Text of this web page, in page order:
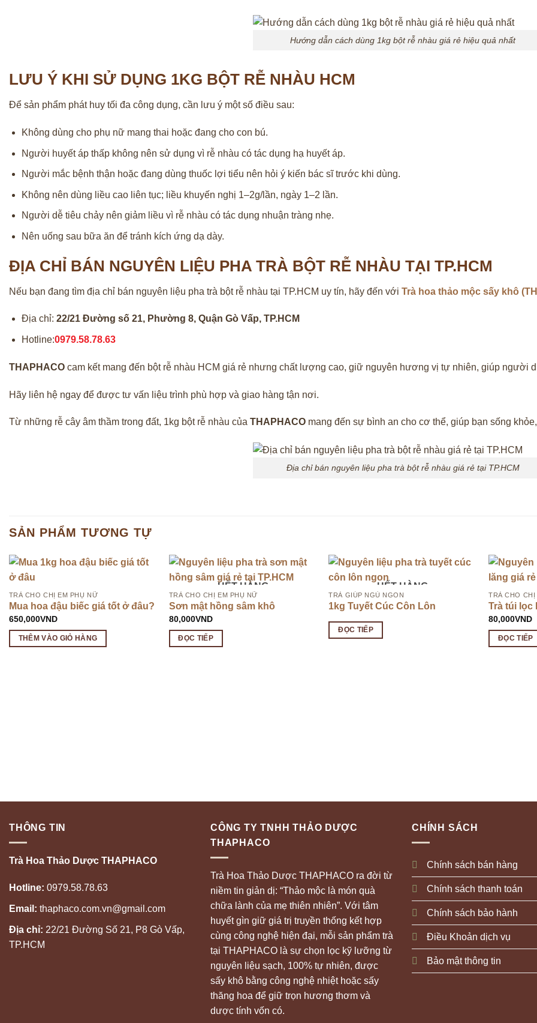
Hướng dẫn cách dùng 1kg bột rễ nhàu giá rẻ hiệu quả nhất
LƯU Ý KHI SỬ DỤNG 1KG BỘT RỄ NHÀU HCM
Để sản phẩm phát huy tối đa công dụng, cần lưu ý một số điều sau:
Không dùng cho phụ nữ mang thai hoặc đang cho con bú.
Người huyết áp thấp không nên sử dụng vì rễ nhàu có tác dụng hạ huyết áp.
Người mắc bệnh thận hoặc đang dùng thuốc lợi tiểu nên hỏi ý kiến bác sĩ trước khi dùng.
Không nên dùng liều cao liên tục; liều khuyến nghị 1–2g/lần, ngày 1–2 lần.
Người dễ tiêu chảy nên giảm liều vì rễ nhàu có tác dụng nhuận tràng nhẹ.
Nên uống sau bữa ăn để tránh kích ứng dạ dày.
ĐỊA CHỈ BÁN NGUYÊN LIỆU PHA TRÀ BỘT RỄ NHÀU TẠI TP.HCM
Nếu bạn đang tìm địa chỉ bán nguyên liệu pha trà bột rễ nhàu tại TP.HCM uy tín, hãy đến với Trà hoa thảo mộc sấy khô
Địa chỉ: 22/21 Đường số 21, Phường 8, Quận Gò Vấp, TP.HCM
Hotline:0979.58.78.63
THAPHACO cam kết mang đến bột rễ nhàu HCM giá rẻ nhưng chất lượng cao, giữ nguyên hương vị tự nhiên, giúp người
Hãy liên hệ ngay để được tư vấn liệu trình phù hợp và giao hàng tận nơi.
Từ những rễ cây âm thầm trong đất, 1kg bột rễ nhàu của THAPHACO mang đến sự bình an cho cơ thể, giúp bạn sống
Địa chỉ bán nguyên liệu pha trà bột rễ nhàu giá rẻ tại TP.HCM
SẢN PHẨM TƯƠNG TỰ
TRÀ CHO CHỊ EM PHỤ NỮ
Mua hoa đậu biếc giá tốt ở đâu?
650,000VND
THÊM VÀO GIỎ HÀNG
HẾT HÀNG
TRÀ CHO CHỊ EM PHỤ NỮ
Sơn mật hồng sâm khô
80,000VND
ĐỌC TIẾP
HẾT HÀNG
TRÀ GIÚP NGỦ NGON
1kg Tuyết Cúc Côn Lôn
ĐỌC TIẾP
TRÀ CHO
Trà túi lọc
80,000VND
ĐỌC TIẾP
THÔNG TIN
Trà Hoa Thảo Dược THAPHACO
Hotline: 0979.58.78.63
Email: thaphaco.com.vn@gmail.com
Địa chỉ: 22/21 Đường Số 21, P8 Gò Vấp,
TP.HCM
CÔNG TY TNHH THẢO DƯỢC
THAPHACO
Trà Hoa Thảo Dược THAPHACO ra đời từ
niềm tin giản dị: “Thảo mộc là món quà
chữa lành của mẹ thiên nhiên”. Với tâm
huyết gìn giữ giá trị truyền thống kết hợp
cùng công nghệ hiện đại, mỗi sản phẩm trà
tại THAPHACO là sự chọn lọc kỹ lưỡng từ
nguyên liệu sạch, 100% tự nhiên, được
sấy khô bằng công nghệ nhiệt hoặc sấy
thăng hoa để giữ trọn hương thơm và
dược tính vốn có.
CHÍNH SÁCH
Chính sách bán hàng
Chính sách thanh toán
Chính sách bảo hành
Điều Khoản dịch vụ
Bảo mật thông tin